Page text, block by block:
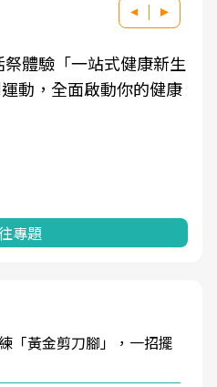
體驗「一站式健康新生
動，全面啟動你的健康
專題
「黃金剪刀腳」，一招擺